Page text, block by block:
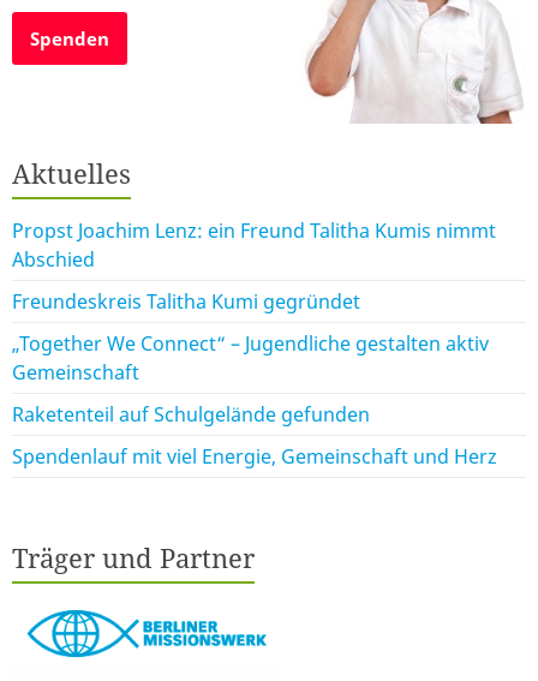
Spenden
Aktuelles
Propst Joachim Lenz: ein Freund Talitha Kumis nimmt
Abschied
Freundeskreis Talitha Kumi gegründet
„Together We Connect“ – Jugendliche gestalten aktiv
Gemeinschaft
Raketenteil auf Schulgelände gefunden
Spendenlauf mit viel Energie, Gemeinschaft und Herz
Träger und Partner